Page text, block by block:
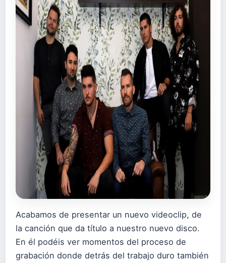
Acabamos de presentar un nuevo videoclip, de
la canción que da título a nuestro nuevo disco.
En él podéis ver momentos del proceso de
grabación donde detrás del trabajo duro también